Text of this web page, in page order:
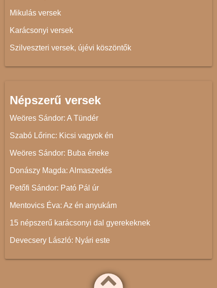
Mikulás versek
Karácsonyi versek
Szilveszteri versek, újévi köszöntők
Népszerű versek
Weöres Sándor: A Tündér
Szabó Lőrinc: Kicsi vagyok én
Weöres Sándor: Buba éneke
Donászy Magda: Almaszedés
Petőfi Sándor: Pató Pál úr
Mentovics Éva: Az én anyukám
15 népszerű karácsonyi dal gyerekeknek
Devecsery László: Nyári este